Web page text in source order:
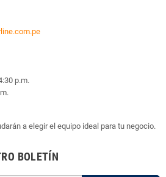
p.m.
a elegir el equipo ideal para tu negocio.
BOLETÍN